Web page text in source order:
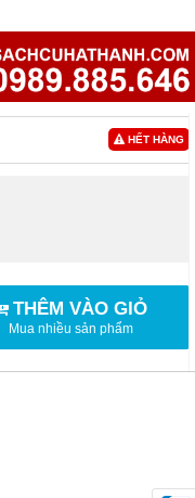
HẾT HÀNG
THÊM VÀO GIỎ
Mua nhiều sản phẩm